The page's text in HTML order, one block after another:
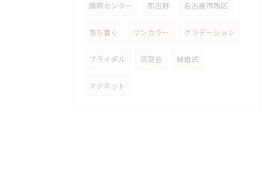
国際センター 那古野 名古屋市西区
落ち着く ワンカラー グラデーション
ブライダル 同窓会 結婚式
マグネット